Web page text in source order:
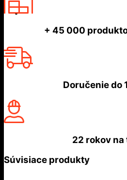
+ 45 000
Doručenie do
22 rokov na
Súvisiace produkty